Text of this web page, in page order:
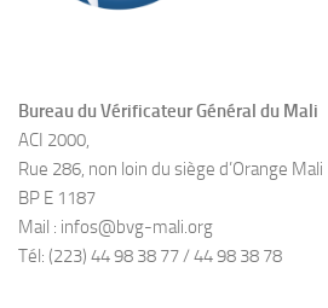
Bureau du Vérificateur Général du Mali
ACI 2000,
Rue 286, non loin du siège d’Orange Mali
BP E 1187
Mail : infos@bvg-mali.org
Tél: (223) 44 98 38 77 / 44 98 38 78